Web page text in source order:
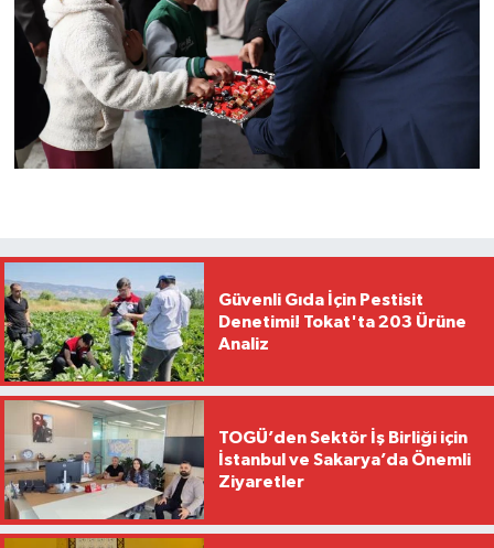
Güvenli Gıda İçin Pestisit
Denetimi! Tokat'ta 203 Ürüne
Analiz
TOGÜ’den Sektör İş Birliği için
İstanbul ve Sakarya’da Önemli
Ziyaretler